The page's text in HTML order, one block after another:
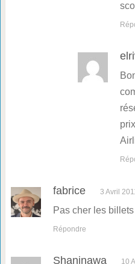
fabrice 3 Avril
Pas cher les
Répondre
Shaninawa 10